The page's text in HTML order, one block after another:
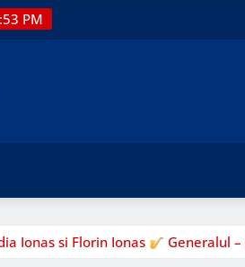
PM
Ionas si Florin Ionas Generalul